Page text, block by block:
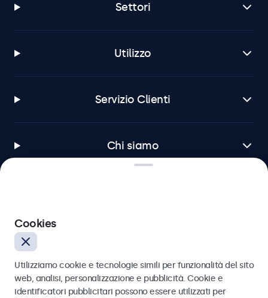
Settori
Utilizzo
Servizio Clienti
Chi siamo
4.8/5 la valutazione di 5000+ aziende
Italiano
Cookies
Utilizziamo cookie e tecnologie simili per funzionalità del sito
web, analisi, personalizzazione e pubblicità. Cookie e
identificatori pubblicitari possono essere utilizzati per